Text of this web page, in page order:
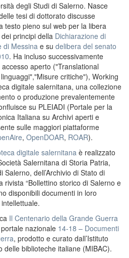
degli Studi di Salerno. Nasce
tesi di dottorato discusse
testo pieno sul web per la libera
principi della Dichiarazione di
di Messina e su delibera del senato
. Ha incluso successivamente
aperto ("Translational
critiche"), Working
digitale salernitana, una collezione
o produzione prevalentemente
su PLEIADI (Portale per la
Italiana su Archivi aperti e
sulle maggiori piattaforme
, OpenDOAR, ROAR).
digitale salernitana è realizzato
Salernitana di Storia Patria,
dell’Archivio di Stato di
rivista “Bollettino storico di Salerno e
disponibili documenti in loro
Il Centenario della Grande Guerra
nazionale 14-18 – Documenti
, prodotto e curato dall’Istituto
delle biblioteche italiane (MIBAC).